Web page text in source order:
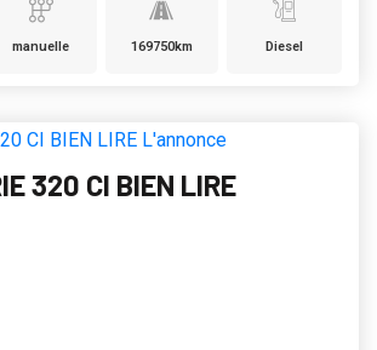
manuelle 169750km Diesel
320 CI BIEN LIRE